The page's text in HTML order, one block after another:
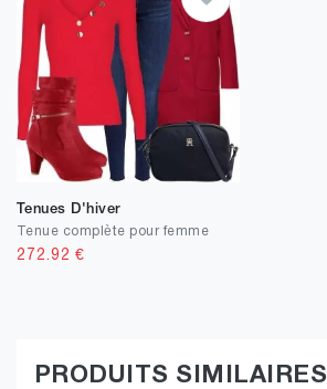
Tenues D'hiver
Tenue complète pour femme
272.92 €
PRODUITS SIMILAIRES